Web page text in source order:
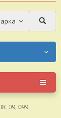
09, 099